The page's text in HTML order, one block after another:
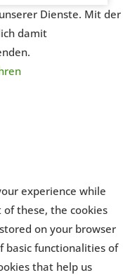
Dienste. Mit der
damit
experience while
these, the cookies
on your browser
basic functionalities of
that help us